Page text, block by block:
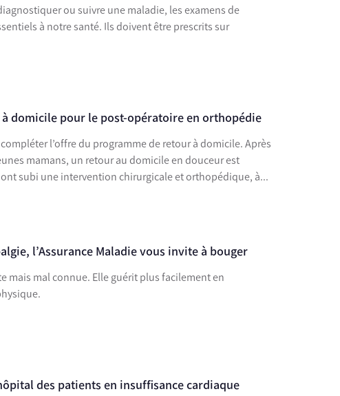
ou suivre une maladie, les examens de
à notre santé. Ils doivent être prescrits sur
domicile pour le post-opératoire en orthopédie
l’offre du programme de retour à domicile. Après
mamans, un retour au domicile en douceur est
subi une intervention chirurgicale et orthopédique, à...
l’Assurance Maladie vous invite à bouger
mais mal connue. Elle guérit plus facilement en
des patients en insuffisance cardiaque